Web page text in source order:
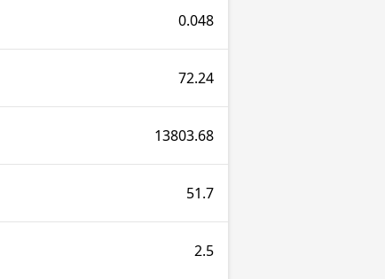
0.048
72.24
13803.68
51.7
2.5